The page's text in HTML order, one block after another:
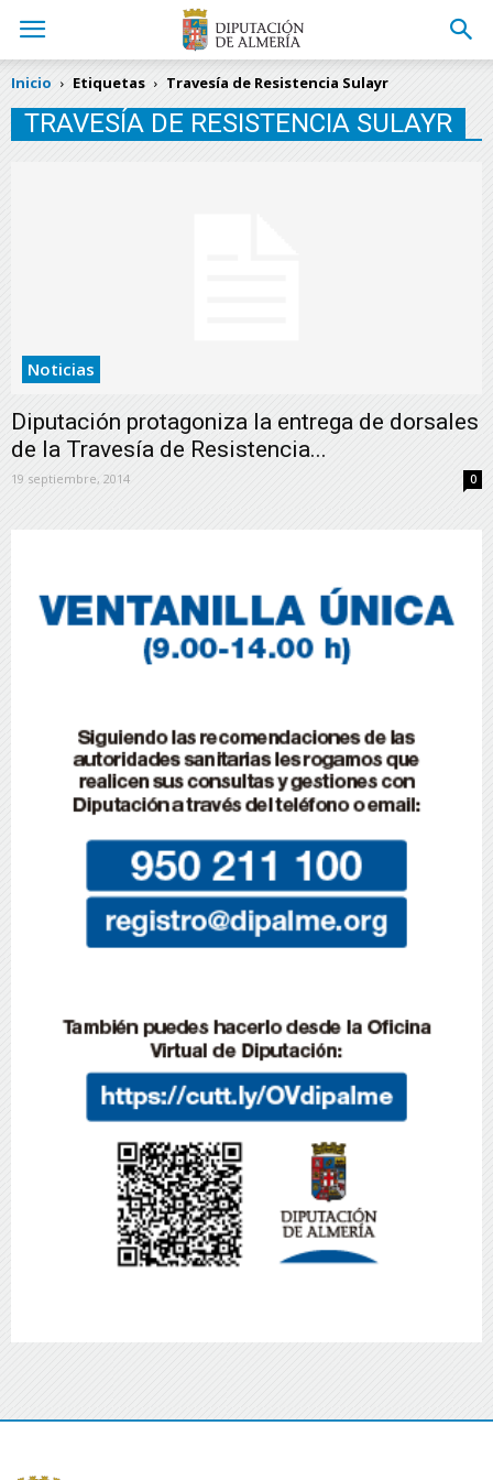
Inicio Etiquetas Travesía de Resistencia Sulayr
TRAVESÍA DE RESISTENCIA SULAYR
Noticias
Diputación protagoniza la entrega de dorsales
de la Travesía de Resistencia...
19 septiembre, 2014 0